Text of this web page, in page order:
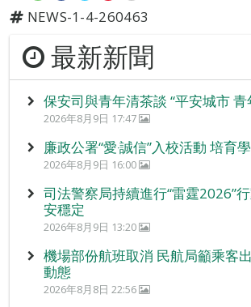
NEWS-1-4-260463
最新新聞
保安司與青年清茶談 “平安城市 青
2026年8月9日 17:47
廉政公署“愛‧誠信”入校活動 培育
2026年8月9日 16:00
司法警察局持續進行“雷霆2026”
安穩定
2026年8月9日 13:20
機場部份航班取消 民航局籲乘客
動態
2026年8月8日 22:56